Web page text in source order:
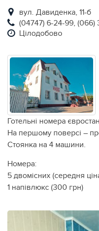
вул. Давиденкa, 11-б
(04747) 6-24-99, (066)
Цілодобово
Готельні номера
На першому поверсі –
Стоянка на 4 машини.
Номера:
5 двомісних (середня
1 напівлюкс (300 грн)